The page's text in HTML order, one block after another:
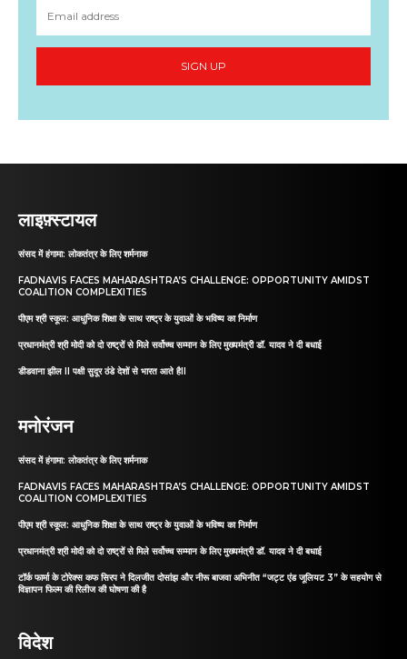
SIGN UP
लाइफ़्स्टायल
संसद में हंगामा: लोकतंत्र के लिए शर्मनाक
FADNAVIS FACES MAHARASHTRA’S CHALLENGE: OPPORTUNITY AMIDST
COALITION COMPLEXITIES
पीएम श्री स्कूल: आधुनिक शिक्षा के साथ राष्ट्र के युवाओं के भविष्य का निर्माण
प्रधानमंत्री श्री मोदी को दो राष्ट्रों से मिले सर्वोच्च सम्मान के लिए मुख्यमंत्री डॉ. यादव ने दी बधाई
डीडवाना झील II पक्षी सुदूर ठंडे देशों से भारत आते हैII
मनोरंजन
संसद में हंगामा: लोकतंत्र के लिए शर्मनाक
FADNAVIS FACES MAHARASHTRA’S CHALLENGE: OPPORTUNITY AMIDST
COALITION COMPLEXITIES
पीएम श्री स्कूल: आधुनिक शिक्षा के साथ राष्ट्र के युवाओं के भविष्य का निर्माण
प्रधानमंत्री श्री मोदी को दो राष्ट्रों से मिले सर्वोच्च सम्मान के लिए मुख्यमंत्री डॉ. यादव ने दी बधाई
टॉर्क फार्मा के टोरेक्स कफ सिरप ने दिलजीत दोसांझ और नीरू बाजवा अभिनीत “जट्ट एंड जूलियट 3” के सहयोग से
विज्ञापन फिल्म की रिलीज की घोषणा की है
विदेश